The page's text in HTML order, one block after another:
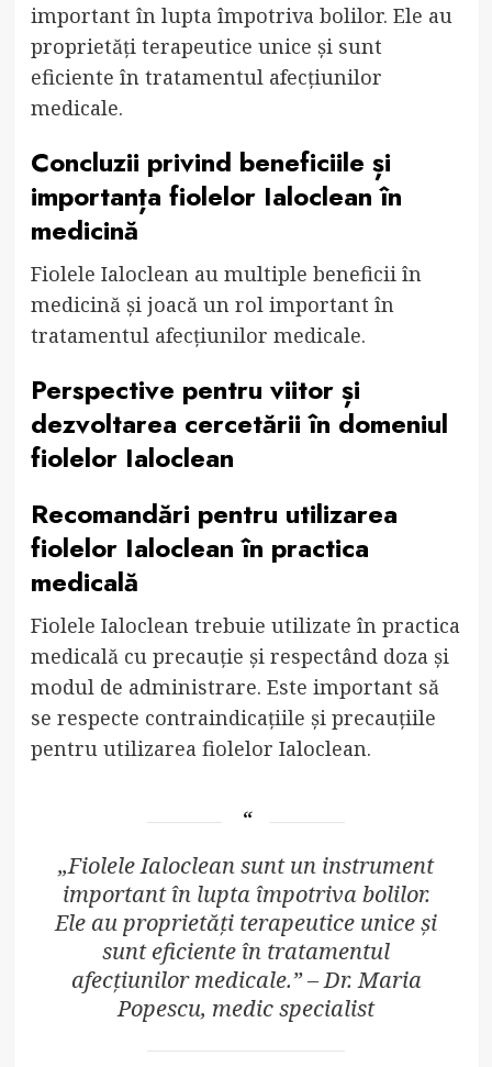
important în lupta împotriva bolilor. Ele au
proprietăți terapeutice unice și sunt
eficiente în tratamentul afecțiunilor
medicale.
Concluzii privind beneficiile și
importanța fiolelor Ialoclean în
medicină
Fiolele Ialoclean au multiple beneficii în
medicină și joacă un rol important în
tratamentul afecțiunilor medicale.
Perspective pentru viitor și
dezvoltarea cercetării în domeniul
fiolelor Ialoclean
Recomandări pentru utilizarea
fiolelor Ialoclean în practica
medicală
Fiolele Ialoclean trebuie utilizate în practica
medicală cu precauție și respectând doza și
modul de administrare. Este important să
se respecte contraindicațiile și precauțiile
pentru utilizarea fiolelor Ialoclean.
„Fiolele Ialoclean sunt un instrument
important în lupta împotriva bolilor.
Ele au proprietăți terapeutice unice și
sunt eficiente în tratamentul
afecțiunilor medicale.” – Dr. Maria
Popescu, medic specialist